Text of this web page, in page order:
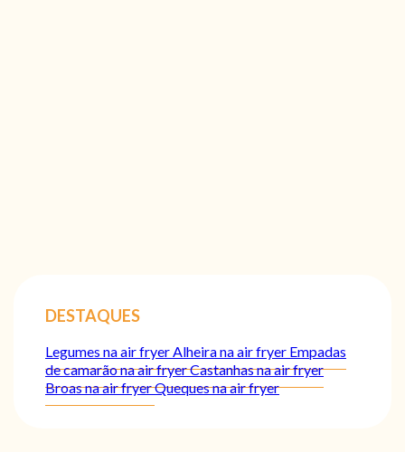
DESTAQUES
Legumes na air fryerAlheira na air fryer Empadas
de camarão na air fryerCastanhas na air fryer
Broas na air fryerQueques na air fryer